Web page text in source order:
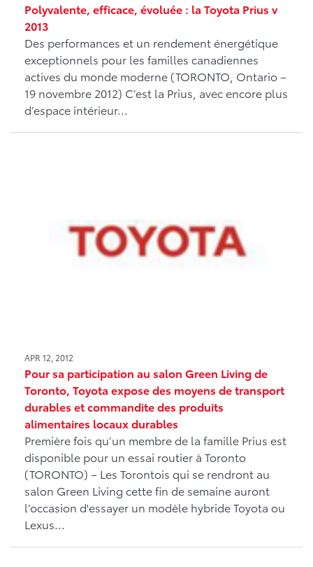
Polyvalente, efficace, évoluée : la Toyota Prius v
2013
Des performances et un rendement énergétique
exceptionnels pour les familles canadiennes
actives du monde moderne (TORONTO, Ontario –
19 novembre 2012) C’est la Prius, avec encore plus
d’espace intérieur...
APR 12, 2012
Pour sa participation au salon Green Living de
Toronto, Toyota expose des moyens de transport
durables et commandite des produits
alimentaires locaux durables
Première fois qu’un membre de la famille Prius est
disponible pour un essai routier à Toronto
(TORONTO) – Les Torontois qui se rendront au
salon Green Living cette fin de semaine auront
l’occasion d'essayer un modèle hybride Toyota ou
Lexus...